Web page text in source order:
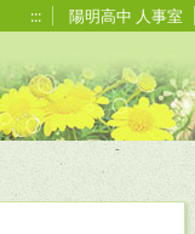
::: 陽明高中 人事室